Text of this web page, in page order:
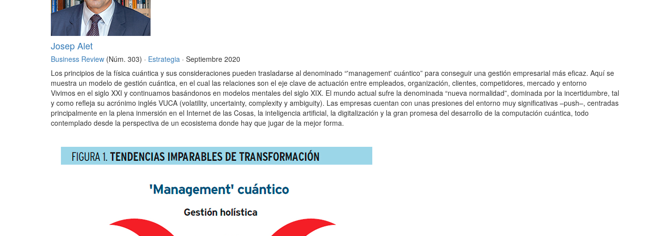
Josep Alet
Business Review (Núm. 303) · Estrategia · Septiembre 2020
Los principios de la física cuántica y sus consideraciones pueden trasladarse al denominado “'management' cuántico” para conseguir una gestión empresarial más eficaz. Aquí se
muestra un modelo de gestión cuántica, en el cual las relaciones son el eje clave de actuación entre empleados, organización, clientes, competidores, mercado y entorno
Vivimos en el siglo XXI y continuamos basándonos en modelos mentales del siglo XIX. El mundo actual sufre la denominada “nueva normalidad”, dominada por la incertidumbre, tal
y como refleja su acrónimo inglés VUCA (volatility, uncertainty, complexity y ambiguity). Las empresas cuentan con unas presiones del entorno muy significativas –push–, centradas
principalmente en la plena inmersión en el Internet de las Cosas, la inteligencia artificial, la digitalización y la gran promesa del desarrollo de la computación cuántica, todo
contemplado desde la perspectiva de un ecosistema donde hay que jugar de la mejor forma.